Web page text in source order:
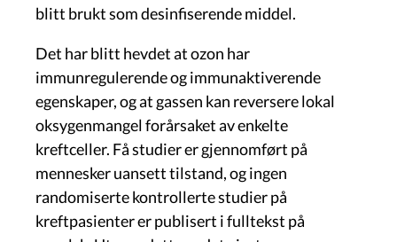
blitt brukt som desinfiserende middel.
Det har blitt hevdet at ozon har
immunregulerende og immunaktiverende
egenskaper, og at gassen kan reversere lokal
oksygenmangel forårsaket av enkelte
kreftceller. Få studier er gjennomført på
mennesker uansett tilstand, og ingen
randomiserte kontrollerte studier på
kreftpasienter er publisert i fulltekst på